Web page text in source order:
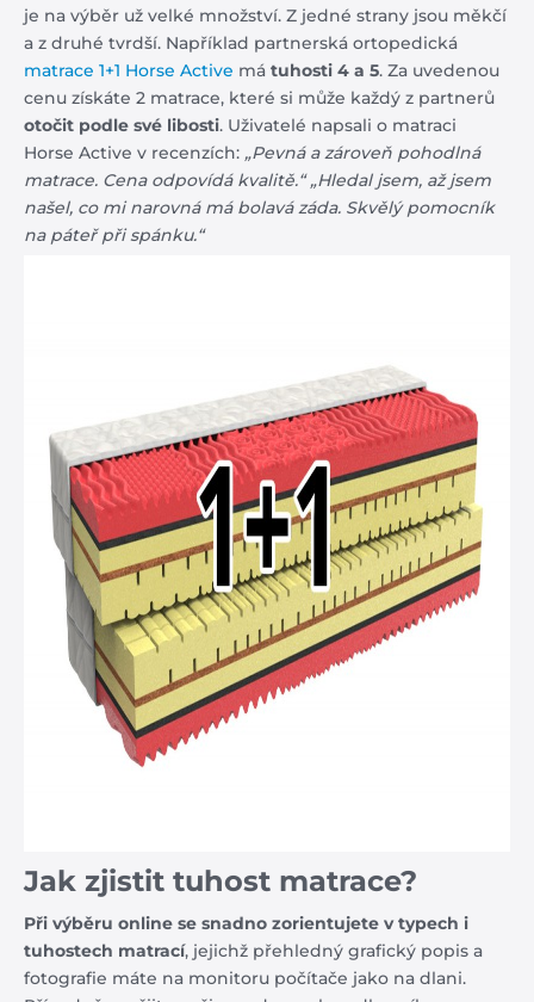
je na výběr už velké množství. Z jedné strany jsou měkčí
a z druhé tvrdší. Například partnerská ortopedická
matrace 1+1 Horse Active má tuhosti 4 a 5. Za uvedenou
cenu získáte 2 matrace, které si může každý z partnerů
otočit podle své libosti. Uživatelé napsali o matraci
Horse Active v recenzích: „Pevná a zároveň pohodlná
matrace. Cena odpovídá kvalitě.“ „Hledal jsem, až jsem
našel, co mi narovná má bolavá záda. Skvělý pomocník
na páteř při spánku.“
Jak zjistit tuhost matrace?
Při výběru online se snadno zorientujete v typech i
tuhostech matrací, jejichž přehledný grafický popis a
fotografie máte na monitoru počítače jako na dlani.